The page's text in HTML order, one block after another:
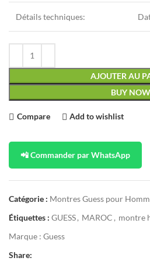
Détails techniques:
AJOUTER AU
BUY NOW
Compare Add to wishlist
📲 Commander par WhatsApp
Catégorie : Montres Guess pour
Étiquettes : GUESS, MAROC , montre
Marque : Guess
Share: